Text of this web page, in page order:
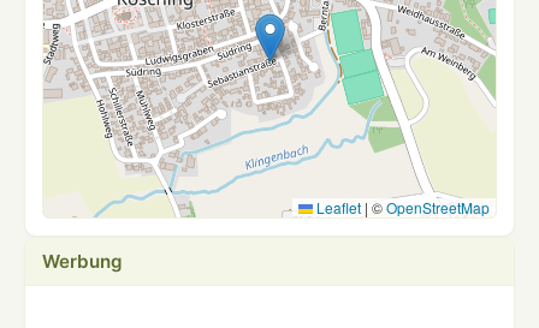
Leaflet | ©OpenStreetMap
Werbung